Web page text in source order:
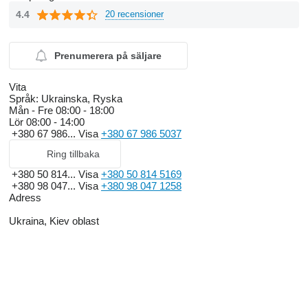
4.4 20 recensioner
Prenumerera på säljare
Vita
Språk: Ukrainska, Ryska
Mån - Fre 08:00 - 18:00
Lör 08:00 - 14:00
+380 67 986... Visa +380 67 986 5037
Ring tillbaka
+380 50 814... Visa +380 50 814 5169
+380 98 047... Visa +380 98 047 1258
Adress
Ukraina, Kiev oblast